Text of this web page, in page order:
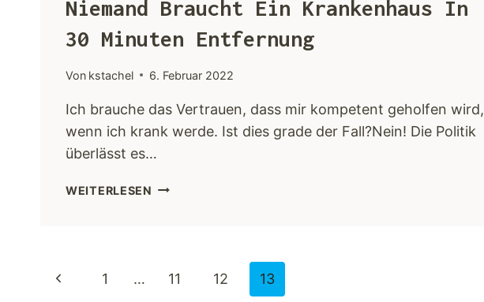
Niemand Braucht Ein Krankenhaus In
30 Minuten Entfernung
Von kstachel 6. Februar 2022
Ich brauche das Vertrauen, dass mir kompetent geholfen wird,
wenn ich krank werde. Ist dies grade der Fall?Nein! Die Politik
überlässt es…
WEITERLESEN
1 … 11 12 13